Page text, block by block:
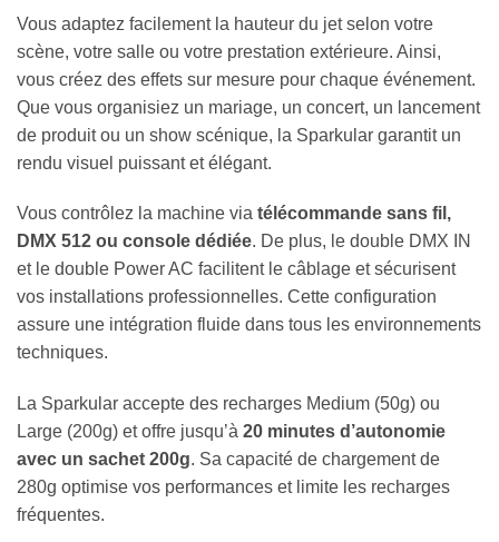
Vous adaptez facilement la hauteur du jet selon votre
scène, votre salle ou votre prestation extérieure. Ainsi,
vous créez des effets sur mesure pour chaque événement.
Que vous organisiez un mariage, un concert, un lancement
de produit ou un show scénique, la Sparkular garantit un
rendu visuel puissant et élégant.
Vous contrôlez la machine via télécommande sans fil,
DMX 512 ou console dédiée. De plus, le double DMX IN
et le double Power AC facilitent le câblage et sécurisent
vos installations professionnelles. Cette configuration
assure une intégration fluide dans tous les environnements
techniques.
La Sparkular accepte des recharges Medium (50g) ou
Large (200g) et offre jusqu’à 20 minutes d’autonomie
avec un sachet 200g. Sa capacité de chargement de
280g optimise vos performances et limite les recharges
fréquentes.